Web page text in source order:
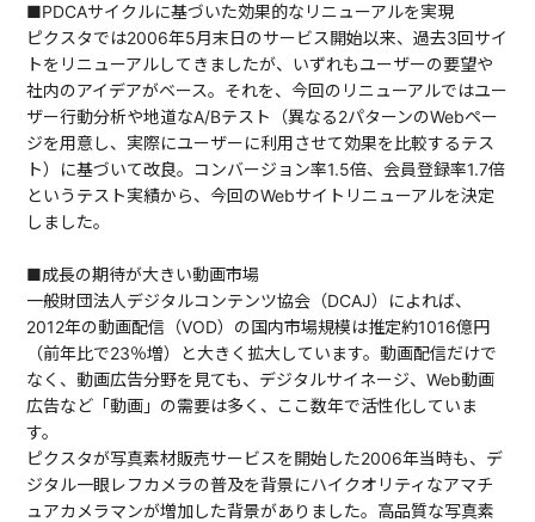
■PDCAサイクルに基づいた効果的なリニューアルを実現
ピクスタでは2006年5月末日のサービス開始以来、過去3回サイ
トをリニューアルしてきましたが、いずれもユーザーの要望や
社内のアイデアがベース。それを、今回のリニューアルではユー
ザー行動分析や地道なA/Bテスト（異なる2パターンのWebペー
ジを用意し、実際にユーザーに利用させて効果を比較するテス
ト）に基づいて改良。コンバージョン率1.5倍、会員登録率1.7倍
というテスト実績から、今回のWebサイトリニューアルを決定
しました。
■成長の期待が大きい動画市場
一般財団法人デジタルコンテンツ協会（DCAJ）によれば、
2012年の動画配信（VOD）の国内市場規模は推定約1016億円
（前年比で23％増）と大きく拡大しています。動画配信だけで
なく、動画広告分野を見ても、デジタルサイネージ、Web動画
広告など「動画」の需要は多く、ここ数年で活性化していま
す。
ピクスタが写真素材販売サービスを開始した2006年当時も、デ
ジタル一眼レフカメラの普及を背景にハイクオリティなアマチ
ュアカメラマンが増加した背景がありました。高品質な写真素